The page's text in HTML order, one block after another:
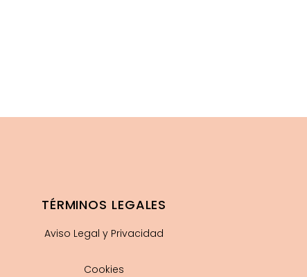
TÉRMINOS LEGALES
Aviso Legal y Privacidad
Cookies